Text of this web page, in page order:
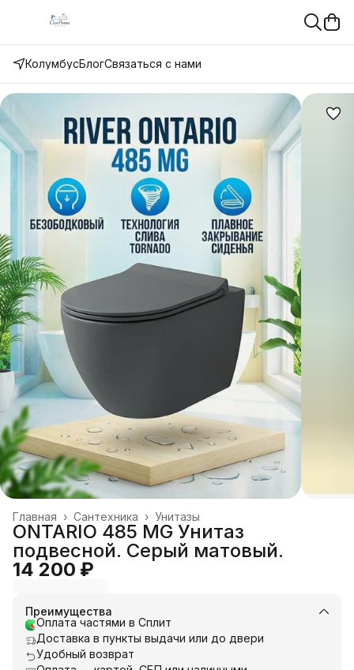
КолумбусБлогСвязаться с нами
Унитазы
Сантехника ›
Главная ›
ONTARIO 485 MG Унитаз
подвесной. Серый матовый.
14 200 ₽
Преимущества
Оплата частями в Сплит
Доставка в пункты выдачи или до двери
Удобный возврат